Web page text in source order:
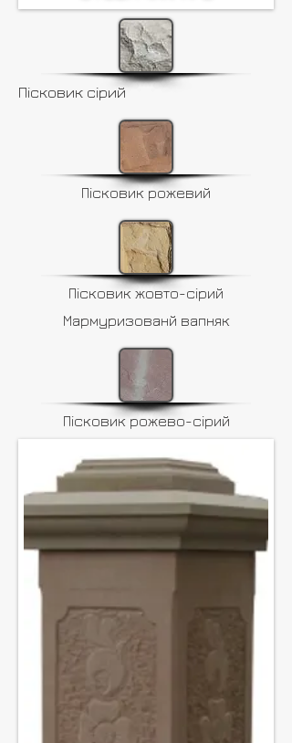
Пісковик сірий
Пісковик рожевий
Пісковик жовто-сірий
Мармуризованй вапняк
Пісковик рожево-сірий